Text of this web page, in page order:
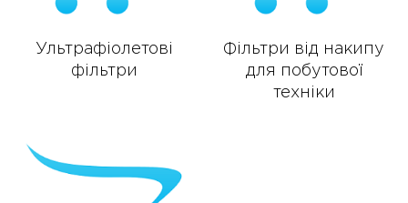
Ультрафіолетові
фільтри
Фільтри від накипу
для побутової
техніки